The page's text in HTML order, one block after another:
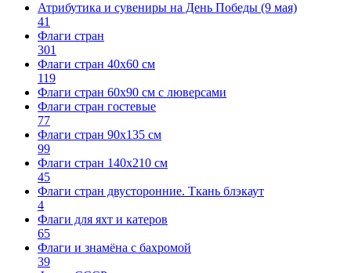
Атрибутика и сувениры на День Победы (9 мая)
41
Флаги стран
301
Флаги стран 40х60 см
119
Флаги стран 60x90 см с люверсами
Флаги стран гостевые
77
Флаги стран 90х135 см
99
Флаги стран 140х210 см
45
Флаги стран двусторонние. Ткань блэкаут
4
Флаги для яхт и катеров
65
Флаги и знамёна с бахромой
39